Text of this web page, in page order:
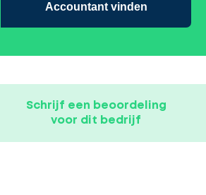
Accountant vinden
Schrijf een beoordeling
voor dit bedrijf